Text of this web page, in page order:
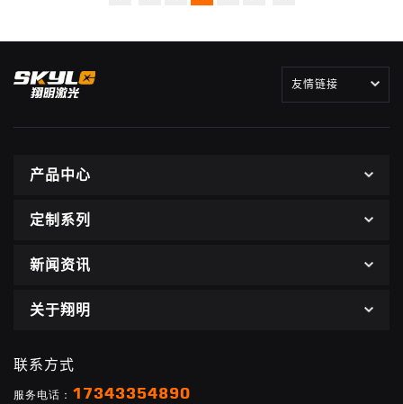
友情链接
产品中心
定制系列
新闻资讯
关于翔明
联系方式
服务电话： 17343354890